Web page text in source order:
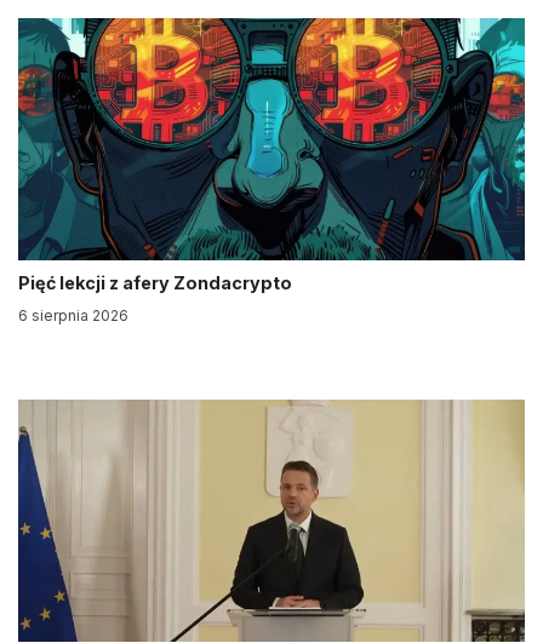
Pięć lekcji z afery Zondacrypto
6 sierpnia 2026